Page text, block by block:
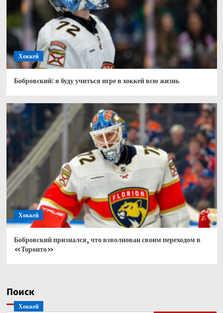
Хоккей
Бобровский: я буду учиться игре в хоккей всю жизнь
Хоккей
Бобровский признался, что взволнован своим переходом в
«Торонто»
Поиск
Хоккей